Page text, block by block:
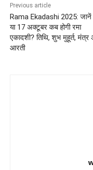
Previous article
Rama Ekadashi 2025: जानें
या 17 अक्टूबर कब होगी रमा
एकादशी? तिथि, शुभ मुहूर्त,
आरती